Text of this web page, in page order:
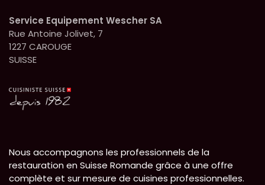
Service Equipement Wescher SA
Rue Antoine Jolivet, 7
1227 CAROUGE
SUISSE
Nous accompagnons les professionnels de la
restauration en Suisse Romande grâce à une offre
complète et sur mesure de cuisines professionnelles.